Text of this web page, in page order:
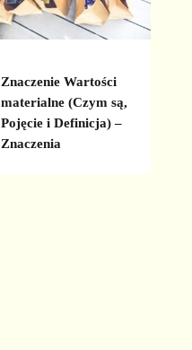
Znaczenie Wartości
materialne (Czym są,
Pojęcie i Definicja) –
Znaczenia